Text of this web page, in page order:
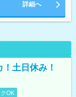
詳細へ
土日休み！
OK